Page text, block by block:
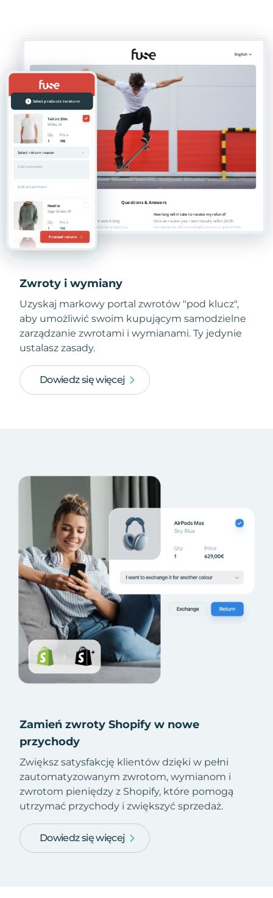
Zwroty i wymiany
Uzyskaj markowy portal zwrotów "pod klucz",
aby umożliwić swoim kupującym samodzielne
zarządzanie zwrotami i wymianami. Ty jedynie
ustalasz zasady.
Dowiedz się więcej
Zamień zwroty Shopify w nowe
przychody
Zwiększ satysfakcję klientów dzięki w pełni
zautomatyzowanym zwrotom, wymianom i
zwrotom pieniędzy z Shopify, które pomogą
utrzymać przychody i zwiększyć sprzedaż.
Dowiedz się więcej